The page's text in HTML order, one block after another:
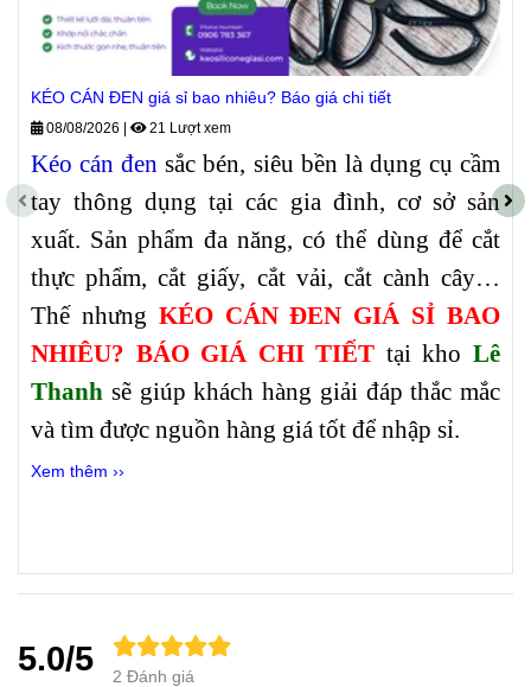
KÉO CÁN ĐEN giá sỉ bao nhiêu? Báo giá chi tiết
08/08/2026 | 21 Lượt xem
Kéo cán đensắc bén, siêu bền là dụng cụ cầm
tay thông dụng tại các gia đình, cơ sở sản
xuất. Sản phẩm đa năng, có thể dùng để cắt
thực phẩm, cắt giấy, cắt vải, cắt cành cây…
Thế nhưng KÉO CÁN ĐEN GIÁ SỈ BAO
NHIÊU? BÁO GIÁ CHI TIẾT tại khoLê
Thanh sẽ giúp khách hàng giải đáp thắc mắc
và tìm được nguồn hàng giá tốt để nhập sỉ.
Xem thêm ››
5.0/5
2 Đánh giá